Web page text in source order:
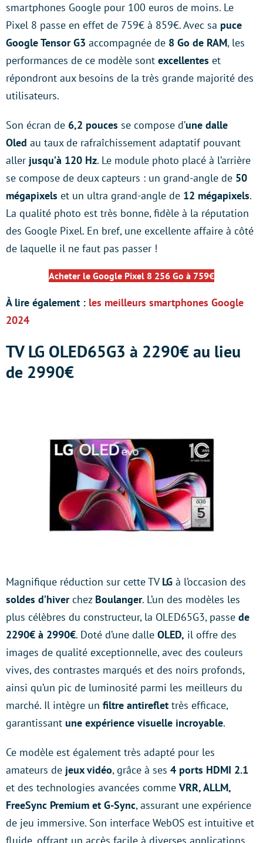
smartphones Google pour 100 euros de moins. Le
Pixel 8 passe en effet de 759€ à 859€. Avec sa puce
Google Tensor G3 accompagnée de 8 Go de RAM, les
performances de ce modèle sont excellentes et
répondront aux besoins de la très grande majorité des
utilisateurs.
Son écran de 6,2 pouces se compose d’une dalle
Oled au taux de rafraîchissement adaptatif pouvant
aller jusqu’à 120 Hz. Le module photo placé à l’arrière
se compose de deux capteurs : un grand-angle de 50
mégapixels et un ultra grand-angle de 12 mégapixels.
La qualité photo est très bonne, fidèle à la réputation
des Google Pixel. En bref, une excellente affaire à côté
de laquelle il ne faut pas passer !
Acheter le Google Pixel 8 256 Go à 759€
À lire également : les meilleurs smartphones Google
2024
TV LG OLED65G3 à 2290€ au lieu
de 2990€
Magnifique réduction sur cette TVLG à l’occasion des
soldes d’hiverchez Boulanger. L’un des modèles les
plus célèbres du constructeur, la OLED65G3, passe de
2290€ à 2990€. Doté d’une dalle OLED, il offre des
images de qualité exceptionnelle, avec des couleurs
vives, des contrastes marqués et des noirs profonds,
ainsi qu’un pic de luminosité parmi les meilleurs du
marché. Il intègre un filtre antireflet très efficace,
garantissant une expérience visuelle incroyable.
Ce modèle est également très adapté pour les
amateurs de jeux vidéo, grâce à ses 4 ports HDMI 2.1
et des technologies avancées comme VRR, ALLM,
FreeSync Premium et G-Sync, assurant une expérience
de jeu immersive. Son interface WebOS est intuitive et